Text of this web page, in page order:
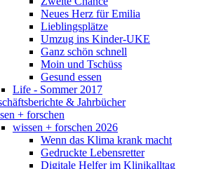
Neues Herz für Emilia
Lieblingsplätze
Umzug ins Kinder-UKE
Ganz schön schnell
Moin und Tschüss
Gesund essen
Life - Sommer 2017
& Jahrbücher
+ forschen
wissen + forschen 2026
Wenn das Klima krank macht
Gedruckte Lebensretter
Digitale Helfer im Klinikalltag